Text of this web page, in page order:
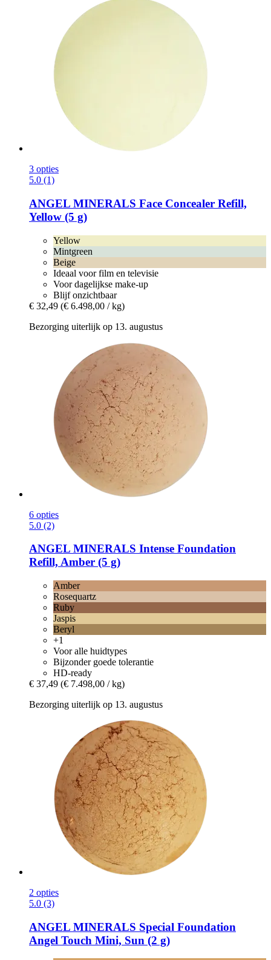
3 opties
5.0 (1)
ANGEL MINERALS Face Concealer Refill,
Yellow (5 g)
Yellow
Mintgreen
Beige
Ideaal voor film en televisie
Voor dagelijkse make-up
Blijf onzichtbaar
€ 32,49 (€ 6.498,00 / kg)
Bezorging uiterlijk op 13. augustus
6 opties
5.0 (2)
ANGEL MINERALS Intense Foundation
Refill, Amber (5 g)
Amber
Rosequartz
Ruby
Jaspis
Beryl
+1
Voor alle huidtypes
Bijzonder goede tolerantie
HD-ready
€ 37,49 (€ 7.498,00 / kg)
Bezorging uiterlijk op 13. augustus
2 opties
5.0 (3)
ANGEL MINERALS Special Foundation
Angel Touch Mini, Sun (2 g)